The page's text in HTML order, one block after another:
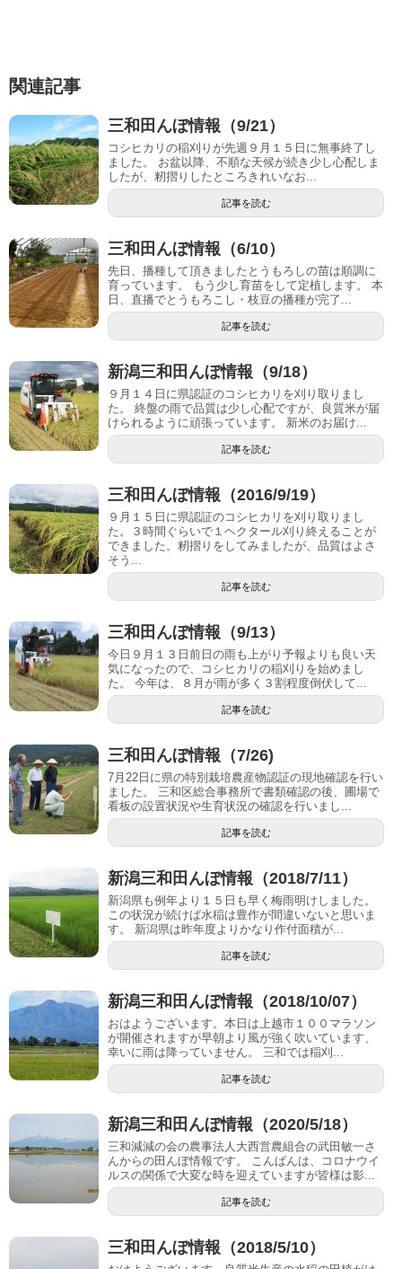
関連記事
三和田んぼ情報（9/21）
コシヒカリの稲刈りが先週９月１５日に無事終了し
ました。 お盆以降、不順な天候が続き少し心配しま
したが、籾摺りしたところきれいなお...
記事を読む
三和田んぼ情報（6/10）
先日、播種して頂きましたとうもろしの苗は順調に
育っています。 もう少し育苗をして定植します。 本
日、直播でとうもろこし・枝豆の播種が完了...
記事を読む
新潟三和田んぼ情報（9/18）
９月１４日に県認証のコシヒカリを刈り取りまし
た。 終盤の雨で品質は少し心配ですが、良質米が届
けられるように頑張っています。 新米のお届け...
記事を読む
三和田んぼ情報（2016/9/19）
９月１５日に県認証のコシヒカリを刈り取りまし
た。３時間ぐらいで１ヘクタール刈り終えることが
できました。籾摺りをしてみましたが、品質はよさ
そう...
記事を読む
三和田んぼ情報（9/13）
今日９月１３日前日の雨も上がり予報よりも良い天
気になったので、コシヒカリの稲刈りを始めまし
た。 今年は、８月が雨が多く３割程度倒伏して...
記事を読む
三和田んぼ情報（7/26)
7月22日に県の特別栽培農産物認証の現地確認を行い
ました。 三和区総合事務所で書類確認の後、圃場で
看板の設置状況や生育状況の確認を行いまし...
記事を読む
新潟三和田んぼ情報（2018/7/11）
新潟県も例年より１５日も早く梅雨明けしました。
この状況が続けば水稲は豊作が間違いないと思いま
す。 新潟県は昨年度よりかなり作付面積が...
記事を読む
新潟三和田んぼ情報（2018/10/07）
おはようございます。本日は上越市１００マラソン
が開催されますが早朝より風が強く吹いています、
幸いに雨は降っていません。 三和では稲刈...
記事を読む
新潟三和田んぼ情報（2020/5/18）
三和減減の会の農事法人大西営農組合の武田敏一さ
んからの田んぼ情報です。 こんばんは、コロナウイ
ルスの関係で大変な時を迎えていますが皆様は影...
記事を読む
三和田んぼ情報（2018/5/10）